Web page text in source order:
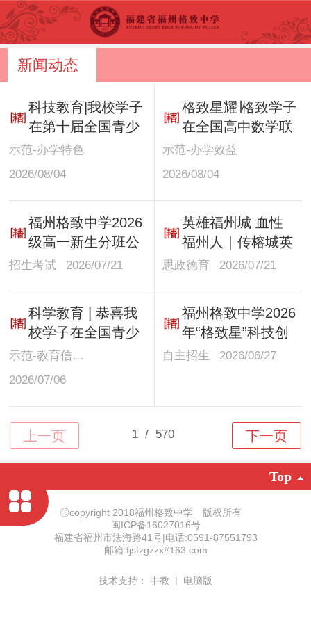
新闻动态
科技教育|我校学子
在第十届全国青少
年无人机大赛总决
示范-办学特色
2026/08/04
格致星耀∣格致学子
在全国高中数学联
赛（福建赛区）预
示范-办学效益
2026/08/04
福州格致中学2026
级高一新生分班公
示
招生考试 2026/07/21
英雄福州城 血性
福州人｜传榕城英
雄薪火 铸格致报
暑期研学实践活动
思政德育 2026/07/21
科学教育 | 恭喜我
校学子在全国青少
年无人机大赛（福
示范-教育信息化
2026/07/06
福州格致中学2026
年“格致星”科技创
新实验班自主招生
自主招生 2026/06/27
Top
◎copyright 2018福州格致中学 版权所有
闽ICP备16027016号
福建省福州市法海路41号|电话:0591-87551793
邮箱:fjsfzgzzx#163.com
技术支持： 中教 | 电脑版